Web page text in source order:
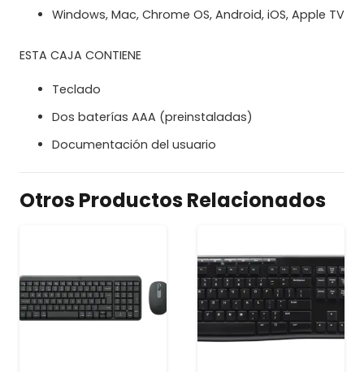
Windows, Mac, Chrome OS, Android, iOS, Apple TV
ESTA CAJA CONTIENE
Teclado
Dos baterías AAA (preinstaladas)
Documentación del usuario
Otros Productos Relacionados